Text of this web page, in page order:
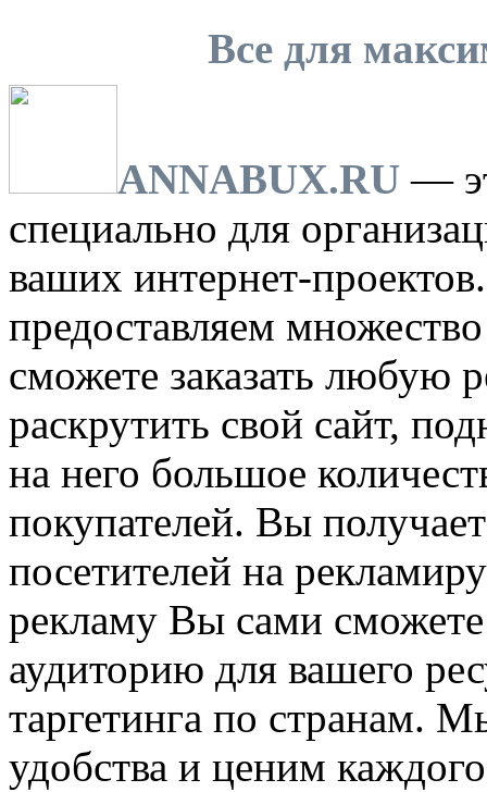
Все для
ANNABUX.RU —
специально для
ваших интернет-
предоставляем
сможете заказать любую
раскрутить свой сайт,
на него большое
покупателей. Вы
посетителей на
рекламу Вы сами
аудиторию для вашего
таргетинга по странам.
удобства и ценим